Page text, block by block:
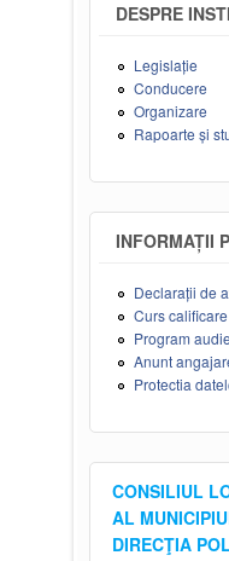
DESPRE
Legislație
Conducere
Organizare
Rapoarte și
INFORMAȚII
Declarații de
Curs calificare
Program
Anunt
Protectia
CONSILIUL
AL
DIRECŢIA